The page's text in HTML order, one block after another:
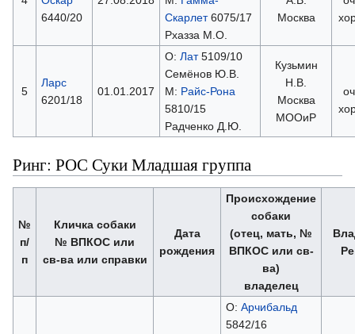
6440/20
Скарлет6075/17
Рхазза М.О.
Москва
5
Ларс
6201/18
01.01.2017
О: Лат5109/10
Семёнов Ю.В.
М: Райс-Рона
5810/15
Радченко Д.Ю.
Кузьмин
Н.В.
Москва
МООиР
Ринг: РОС Суки Младшая группа
№
п/
п
Кличка собаки
№ ВПКОС или
св-ва или справки
Дата
рождения
Происхождение
собаки
(отец, мать, №
ВПКОС или св-
ва)
владелец
О: Арчибальд
5842/16